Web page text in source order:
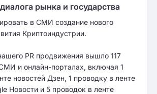
рынка и государства
в СМИ создание нового
Криптоиндустрии.
PR продвижения вышло 117
и онлайн-порталах, включая 1
новостей Дзен, 1 проводку в ленте
Новости и 5 проводок в ленте